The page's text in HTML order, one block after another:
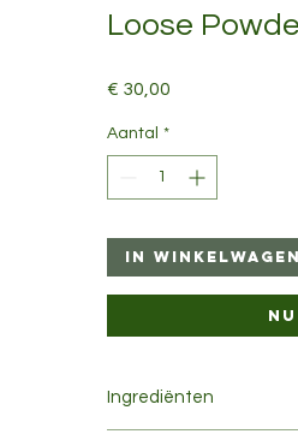
Loose
€ 30,00
Aantal *
In winkelwagen
Ingrediënten